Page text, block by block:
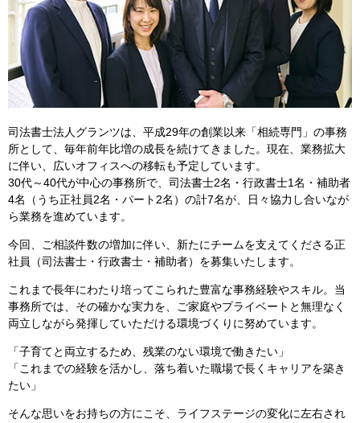
司法書士法人グランツは、平成29年の創業以来「相続専門」の事務
所として、毎年前年比増の成長を続けてきました。現在、業務拡大
に伴い、広いオフィスへの移転も予定しています。
30代～40代が中心の事務所で、司法書士2名・行政書士1名・補助者
4名（うち正社員2名・パート2名）の計7名が、日々協力し合いなが
ら業務を進めています。
今回、ご相談件数の増加に伴い、新たにチームを支えてくださる正
社員（司法書士・行政書士・補助者）を募集いたします。
これまで長年にわたり培ってこられた豊富な事務経験やスキル。当
事務所では、その確かな実力を、ご家庭やプライベートと無理なく
両立しながら発揮していただける環境づくりに努めています。
「子育てと両立するため、残業のない環境で働きたい」
「これまでの経験を活かし、落ち着いた職場で長くキャリアを築き
たい」
そんな思いをお持ちの方にこそ、ライフステージの変化に左右され